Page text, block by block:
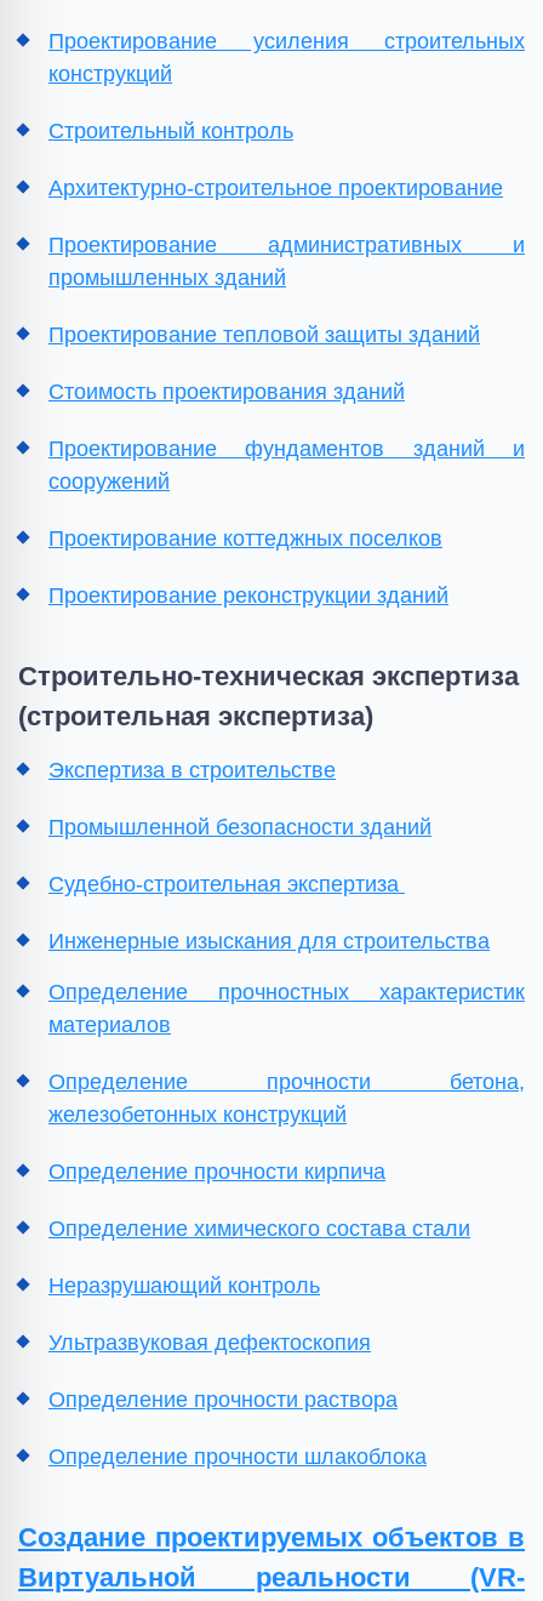
Проектирование усиления строительных
конструкций
Строительный контроль
Архитектурно-строительное проектирование
Проектирование административных и
промышленных зданий
Проектирование тепловой защиты зданий
Стоимость проектирования зданий
Проектирование фундаментов зданий и
сооружений
Проектирование коттеджных поселков
Проектирование реконструкции зданий
Строительно-техническая экспертиза
(строительная экспертиза)
Экспертиза в строительстве
Промышленной безопасности зданий
Судебно-строительная экспертиза
Инженерные изыскания для строительства
Определение прочностных характеристик
материалов
Определение прочности бетона,
железобетонных конструкций
Определение прочности кирпича
Определение химического состава стали
Неразрушающий контроль
Ультразвуковая дефектоскопия
Определение прочности раствора
Определение прочности шлакоблока
Создание проектируемых объектов в
Виртуальной реальности (VR-